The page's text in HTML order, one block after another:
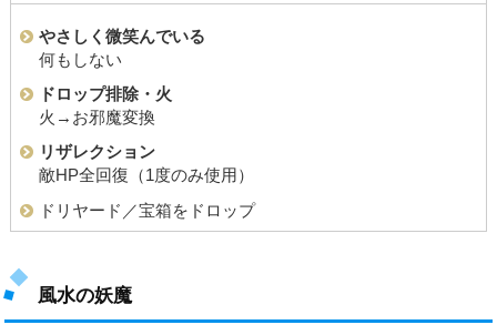
やさしく微笑んでいる
何もしない
ドロップ排除・火
火→お邪魔変換
リザレクション
敵HP全回復（1度のみ使用）
ドリヤード／宝箱をドロップ
風水の妖魔